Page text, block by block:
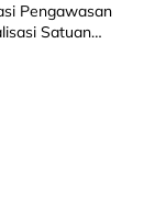
Pengawasan
Satuan